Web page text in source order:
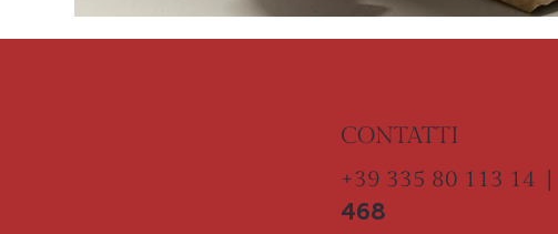
CONTATTI
+39 335 80 113 14 |
468